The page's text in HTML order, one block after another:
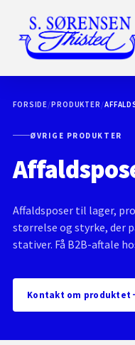
FORSIDE/PRODUKTER /
ØVRIGE PRODUKTER
Affaldsposer til lager,
størrelse og styrke, der
stativer. Få B2B-aftale
Kontakt om produktet